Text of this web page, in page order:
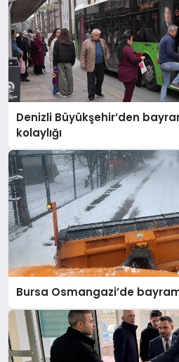
Denizli Büyükşehir’den
kolaylığı
Bursa Osmangazi’de